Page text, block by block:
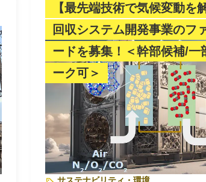
【最先端技術で気候変動を
回収システム開発事業のフ
ードを募集！＜幹部候補/一
ーク可＞